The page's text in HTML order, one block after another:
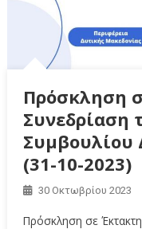
Πρόσκληση
Συνεδρίαση
Συμβουλίου
(31-10-2023)
30 Οκτωβρίου 2023
Πρόσκληση σε